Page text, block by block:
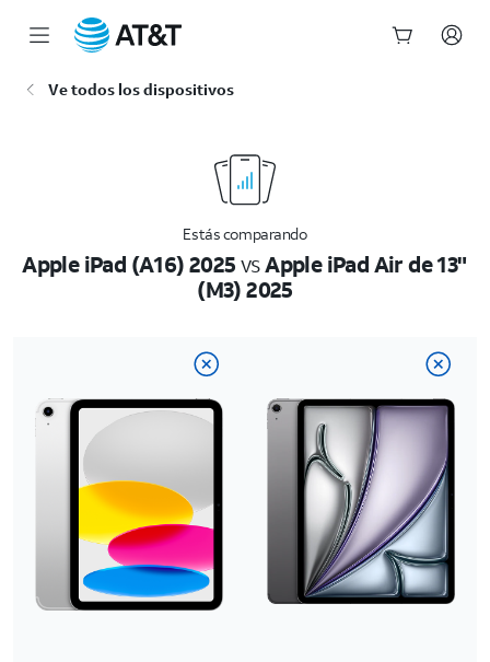
Ve todos los dispositivos
Estás comparando
Apple iPad (A16) 2025vsApple iPad Air de 13"
(M3) 2025